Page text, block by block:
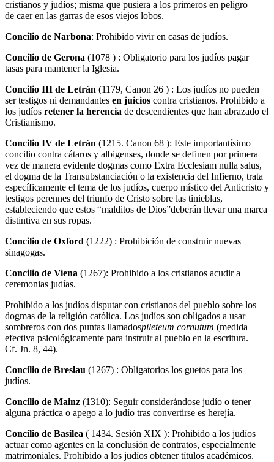
cristianos y judíos; misma que pusiera a los primeros en peligro
de caer en las garras de esos viejos lobos.
Concilio de Narbona: Prohibido vivir en casas de judíos.
Concilio de Gerona (1078 ) : Obligatorio para los judíos pagar
tasas para mantener la Iglesia.
Concilio III de Letrán (1179, Canon 26 ) : Los judíos no pueden
ser testigos ni demandantes en juicios contra cristianos. Prohibido a
los judíos retener la herencia de descendientes que han abrazado el
Cristianismo.
Concilio IV de Letrán (1215. Canon 68 ): Este importantísimo
concilio contra cátaros y albigenses, donde se definen por primera
vez de manera evidente dogmas como Extra Ecclesiam nulla salus,
el dogma de la Transubstanciación o la existencia del Infierno, trata
específicamente el tema de los judíos, cuerpo místico del Anticristo y
testigos perennes del triunfo de Cristo sobre las tinieblas,
estableciendo que estos “malditos de Dios”deberán llevar una marca
distintiva en sus ropas.
Concilio de Oxford (1222) : Prohibición de construir nuevas
sinagogas.
Concilio de Viena (1267): Prohibido a los cristianos acudir a
ceremonias judías.
Prohibido a los judíos disputar con cristianos del pueblo sobre los
dogmas de la religión católica. Los judíos son obligados a usar
sombreros con dos puntas llamadospileteum cornutum (medida
efectiva psicológicamente para instruir al pueblo en la escritura.
Cf. Jn. 8, 44).
Concilio de Breslau (1267) : Obligatorios los guetos para los
judíos.
Concilio de Mainz (1310): Seguir considerándose judío o tener
alguna práctica o apego a lo judío tras convertirse es herejía.
Concilio de Basilea ( 1434. Sesión XIX ): Prohibido a los judíos
actuar como agentes en la conclusión de contratos, especialmente
matrimoniales. Prohibido a los judíos obtener títulos académicos.